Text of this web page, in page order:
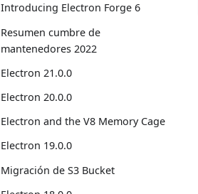
Introducing Electron Forge 6
Resumen cumbre de
mantenedores 2022
Electron 21.0.0
Electron 20.0.0
Electron and the V8 Memory Cage
Electron 19.0.0
Migración de S3 Bucket